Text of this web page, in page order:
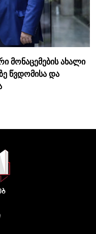
მონაცემების ახალი
წვდომისა და